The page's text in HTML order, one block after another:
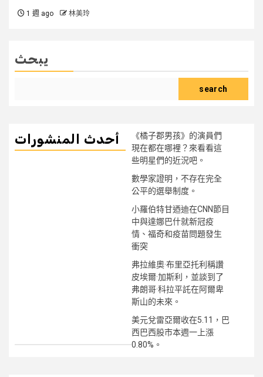
1 週 ago 林美玲
يبحث
search
أحدث المنشورات
《橘子郡男孩》的演員們
現在都在哪裡？來看看這
些明星們的近況吧。
數學家證明，不存在完全
公平的選舉制度。
小羅伯特甘迺迪在CNN節目
中與達娜巴什就新冠疫
情、福奇和疫苗問題發生
衝突
弗拉維奧·布里亞托利稱讚
皮埃爾·加斯利，並談到了
弗朗哥·科拉平託在阿爾卑
斯山的未來。
美元兌雷亞爾收在5.11，巴
西巴西股市本週一上漲
0.80%。